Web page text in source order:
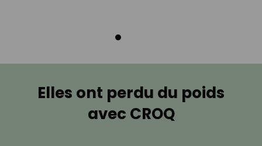
Elles ont perdu du poids
avec CROQ